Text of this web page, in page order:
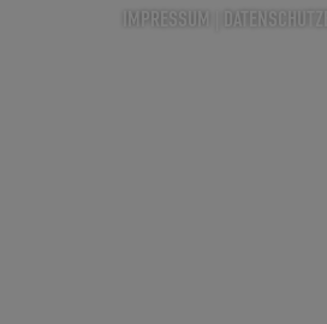
IMPRESSUM